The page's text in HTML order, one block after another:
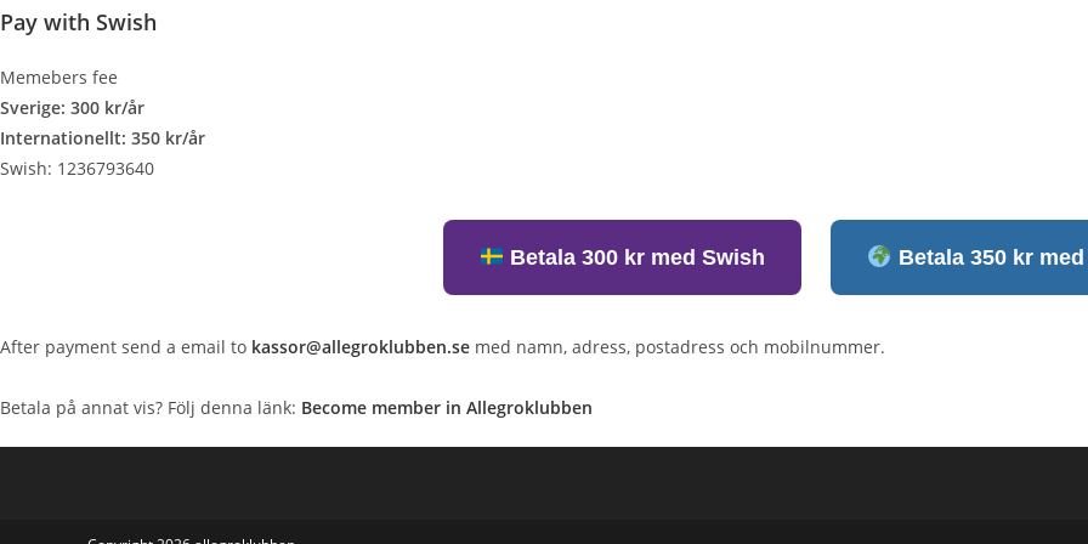
Pay with Swish
Memebers fee
Sverige: 300 kr/år
Internationellt: 350 kr/år
Swish: 1236793640
Betala 300 kr med Swish Betala 350 kr
After payment send a email to kassor@allegroklubben.se med namn, adress, postadress och mobilnummer.
Betala på annat vis? Följ denna länk: Become member in Allegroklubben